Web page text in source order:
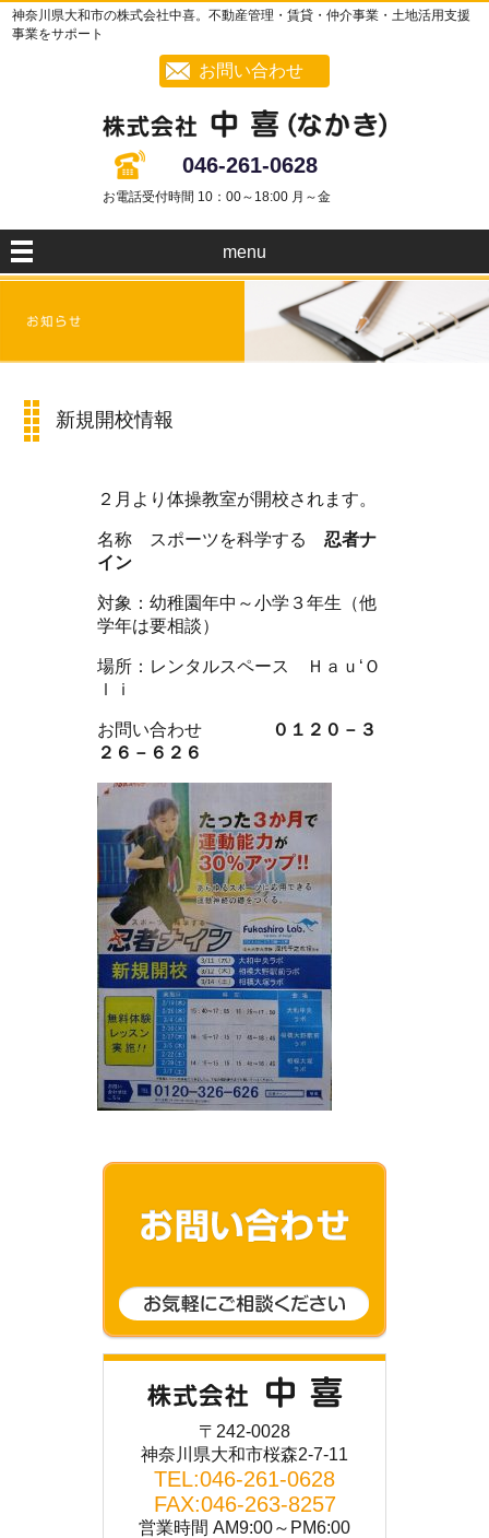
神奈川県大和市の株式会社中喜。不動産管理・賃貸・仲介事業・土地活用支援
事業をサポート
お問い合わせ
046-261-0628
お電話受付時間 10：00～18:00 月～金
menu
新規開校情報
２月より体操教室が開校されます。
名称 スポーツを科学する 忍者ナ
イン
対象：幼稚園年中～小学３年生（他
学年は要相談）
場所：レンタルスペース Ｈａｕ‘Ｏ
ｌｉ
お問い合わせ
０１２０－３
２６－６２６
〒242-0028
神奈川県大和市桜森2-7-11
TEL:046-261-0628
FAX:046-263-8257
営業時間 AM9:00～PM6:00